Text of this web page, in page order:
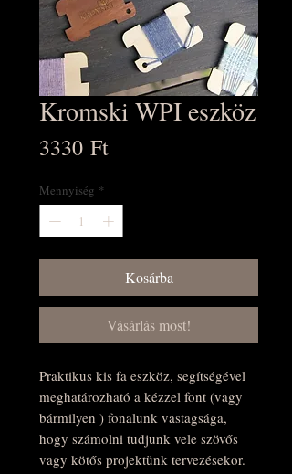
Kromski WPI eszköz
3330 FtÁr
Mennyiség *
Kosárba
Vásárlás most!
Praktikus kis fa eszköz, segítségével
meghatározható a kézzel font (vagy
bármilyen ) fonalunk vastagsága,
hogy számolni tudjunk vele szövős
vagy kötős projektünk tervezésekor.